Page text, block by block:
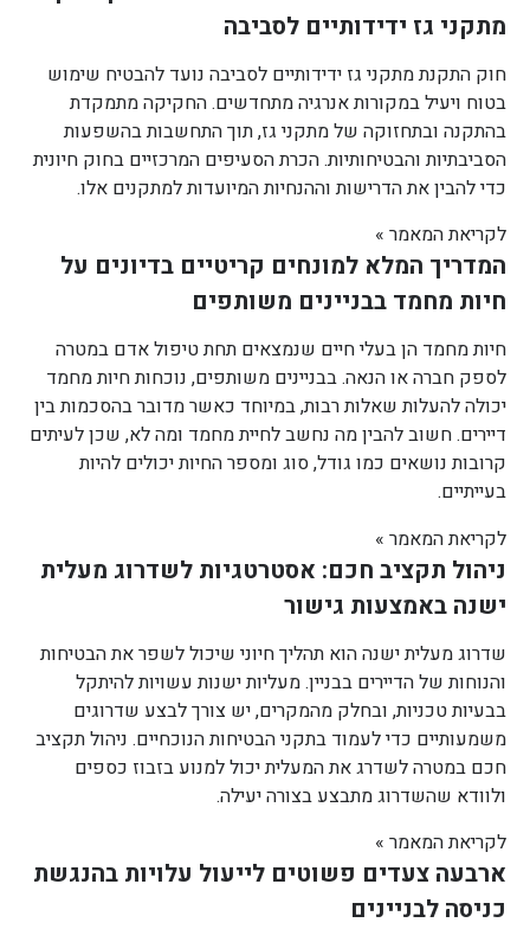
מתקני גז ידידותיים לסביבה
חוק התקנת מתקני גז ידידותיים לסביבה נועד להבטיח שימוש
בטוח ויעיל במקורות אנרגיה מתחדשים. החקיקה מתמקדת
בהתקנה ובתחזוקה של מתקני גז, תוך התחשבות בהשפעות
הסביבתיות והבטיחותיות. הכרת הסעיפים המרכזיים בחוק חיונית
כדי להבין את הדרישות וההנחיות המיועדות למתקנים אלו.
לקריאת המאמר »
המדריך המלא למונחים קריטיים בדיונים על
חיות מחמד בבניינים משותפים
חיות מחמד הן בעלי חיים שנמצאים תחת טיפול אדם במטרה
לספק חברה או הנאה. בבניינים משותפים, נוכחות חיות מחמד
יכולה להעלות שאלות רבות, במיוחד כאשר מדובר בהסכמות בין
דיירים. חשוב להבין מה נחשב לחיית מחמד ומה לא, שכן לעיתים
קרובות נושאים כמו גודל, סוג ומספר החיות יכולים להיות
בעייתיים.
לקריאת המאמר »
ניהול תקציב חכם: אסטרטגיות לשדרוג מעלית
ישנה באמצעות גישור
שדרוג מעלית ישנה הוא תהליך חיוני שיכול לשפר את הבטיחות
והנוחות של הדיירים בבניין. מעליות ישנות עשויות להיתקל
בבעיות טכניות, ובחלק מהמקרים, יש צורך לבצע שדרוגים
משמעותיים כדי לעמוד בתקני הבטיחות הנוכחיים. ניהול תקציב
חכם במטרה לשדרג את המעלית יכול למנוע בזבוז כספים
ולוודא שהשדרוג מתבצע בצורה יעילה.
לקריאת המאמר »
ארבעה צעדים פשוטים לייעול עלויות בהנגשת
כניסה לבניינים